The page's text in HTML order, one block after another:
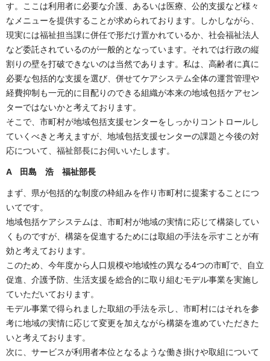
す。ここは利用者に必要な介護、あるいは医療、公的支援など様々
なメニューを提供することが求められております。しかしながら、
現実には福祉担当課に併任で形だけ置かれているか、社会福祉法人
など委託されているのが一般的となっています。それでは行政の縦
割りの壁を打破できないのは当然であります。私は、高齢者に真に
必要な包括的な支援を選び、併せてケアシステム全体の運営管理や
経費抑制も一元的に目配りのできる組織が本来の地域包括ケアセン
ターではないかと考えております。
そこで、市町村が地域包括支援センターをしっかりコントロールし
ていくべきと考えますが、地域包括支援センターの課題と今後の対
応について、福祉部長にお伺いいたします。
A 田島 浩 福祉部長
まず、県が包括的な制度の枠組みを作り市町村に提案することにつ
いてです。
地域包括ケアシステムは、市町村が地域の実情に応じて構築してい
くものですが、構築を促進するためには取組の手法を示すことが有
効と考えております。
このため、今年度から人口規模や地域性の異なる4つの市町で、自立
促進、介護予防、生活支援を総合的に取り組むモデル事業を実施し
ていただいております。
モデル事業で得られました取組の手法を示し、市町村にはそれを参
考に地域の実情に応じて変更を加えながら構築を進めていただきた
いと考えております。
次に、サービスが利用者本位となるような働き掛けや取組について